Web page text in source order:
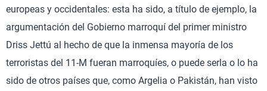
europeas y occidentales: esta ha sido, a título de ejemplo, la
argumentación del Gobierno marroquí del primer ministro
Driss Jettú al hecho de que la inmensa mayoría de los
terroristas del 11-M fueran marroquíes, o puede serla o lo ha
sido de otros países que, como Argelia o Pakistán, han visto